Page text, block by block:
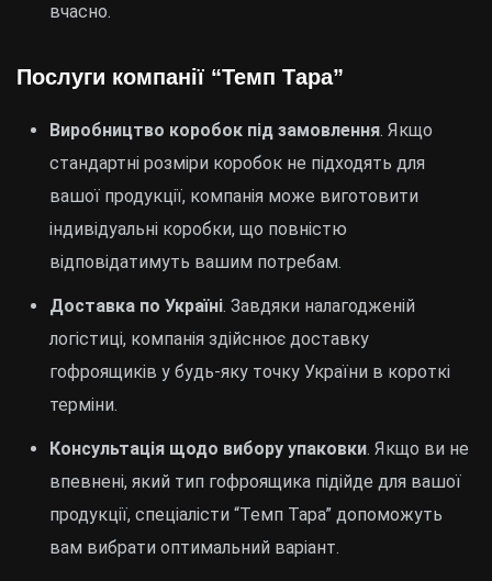
вчасно.
Послуги компанії “Темп Тара”
Виробництво коробок під замовлення. Якщо
стандартні розміри коробок не підходять для
вашої продукції, компанія може виготовити
індивідуальні коробки, що повністю
відповідатимуть вашим потребам.
Доставка по Україні. Завдяки налагодженій
логістиці, компанія здійснює доставку
гофроящиків у будь-яку точку України в короткі
терміни.
Консультація щодо вибору упаковки. Якщо ви не
впевнені, який тип гофроящика підійде для вашої
продукції, спеціалісти “Темп Тара” допоможуть
вам вибрати оптимальний варіант.